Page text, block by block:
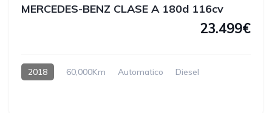
MERCEDES-BENZ CLASE A 180d 116cv
23.499€
2018 60,000Km Automatico Diesel